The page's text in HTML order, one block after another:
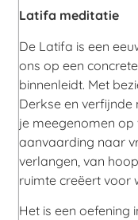
Latifa meditatie
De Latifa is een
ons op een
binnenleidt. Met
Derkse en verfijnde
je meegenomen op
aanvaarding naar
verlangen, van
ruimte creëert voor
Het is een oefening